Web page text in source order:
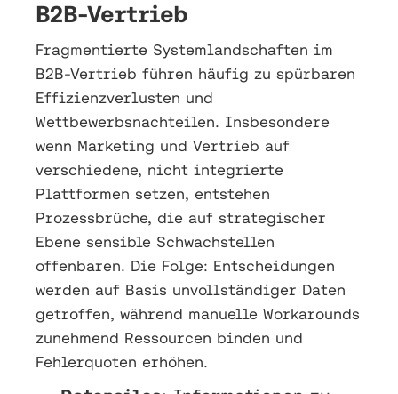
B2B-Vertrieb
Fragmentierte Systemlandschaften im
B2B-Vertrieb führen häufig zu spürbaren
Effizienzverlusten und
Wettbewerbsnachteilen. Insbesondere
wenn Marketing und Vertrieb auf
verschiedene, nicht integrierte
Plattformen setzen, entstehen
Prozessbrüche, die auf strategischer
Ebene sensible Schwachstellen
offenbaren. Die Folge: Entscheidungen
werden auf Basis unvollständiger Daten
getroffen, während manuelle Workarounds
zunehmend Ressourcen binden und
Fehlerquoten erhöhen.